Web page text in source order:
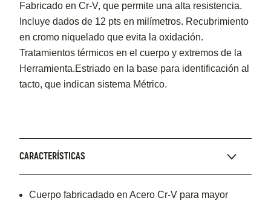
Fabricado en Cr-V, que permite una alta resistencia.
Incluye dados de 12 pts en milímetros. Recubrimiento
en cromo niquelado que evita la oxidación.
Tratamientos térmicos en el cuerpo y extremos de la
Herramienta.Estriado en la base para identificación al
tacto, que indican sistema Métrico.
CARACTERÍSTICAS
Cuerpo fabricadado en Acero Cr-V para mayor